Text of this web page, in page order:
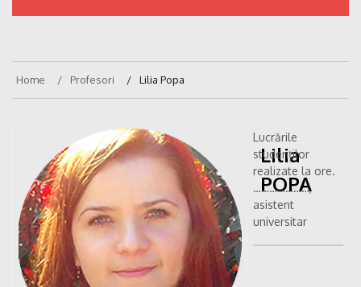
Home Profesori Lilia Popa
Lilia
POPA
Lucrările
studenților
realizate la ore.
…………………,
asistent
universitar